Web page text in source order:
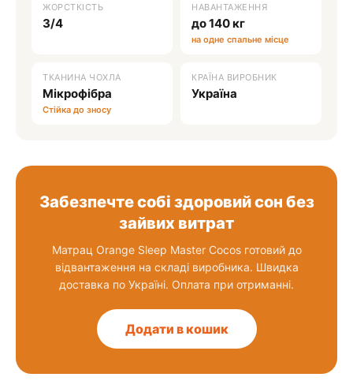
ЖОРСТКІСТЬ
3/4
НАВАНТАЖЕННЯ
до 140 кг
на одне спальне місце
ТКАНИНА ЧОХЛА
Мікрофібра
Стійка до зносу
КРАЇНА ВИРОБНИК
Україна
Забезпечте собі здоровий сон без
зайвих витрат
Матрац Orange Sleep Master Cocos готовий до
відвантаження на складі виробника. Швидка
доставка по Україні. Оплата при отриманні.
Додати в кошик